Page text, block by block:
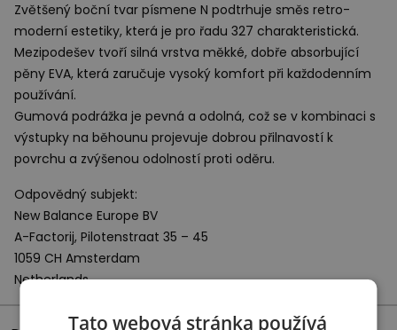
Zvětšený boční tvar písmene N podtrhuje směs retro-
moderní estetiky, která je pro řadu 327 charakteristická.
Mezipodešev tvoří silná vrstva měkké, dobře absorbující
pěny EVA, která zaručuje vysoký komfort při každodenním
používání.
Gumová podrážka je pevná a odolná, což se v kombinaci s
výstupky na běhounu projevuje dobrou přilnavostí k
povrchu a zvýšenou odolností proti oděru.
Odpovědný subjekt:
New Balance Europe BV
A-Factorij, Pilotenstraat 35 – 45
1059 CH Amsterdam
Netherlands
Tato webová stránka používá